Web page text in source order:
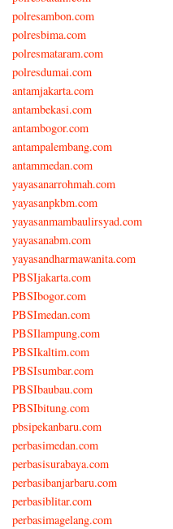
polresambon.com
polresbima.com
polresmataram.com
polresdumai.com
antamjakarta.com
antambekasi.com
antambogor.com
antampalembang.com
antammedan.com
yayasanarrohmah.com
yayasanpkbm.com
yayasanmambaulirsyad.com
yayasanabm.com
yayasandharmawanita.com
PBSIjakarta.com
PBSIbogor.com
PBSImedan.com
PBSIlampung.com
PBSIkaltim.com
PBSIsumbar.com
PBSIbaubau.com
PBSIbitung.com
pbsipekanbaru.com
perbasimedan.com
perbasisurabaya.com
perbasibanjarbaru.com
perbasiblitar.com
perbasimagelang.com